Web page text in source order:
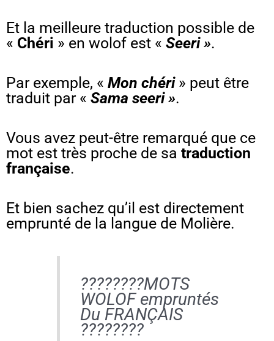
Et la meilleure traduction possible de
« Chéri » en wolof est « Seeri ».
Par exemple, « Mon chéri» peut être
traduit par « Sama seeri ».
Vous avez peut-être remarqué que ce
mot est très proche de sa traduction
française.
Et bien sachez qu’il est directement
emprunté de la langue de Molière.
????????MOTS
WOLOF empruntés
Du FRANÇAIS
????????